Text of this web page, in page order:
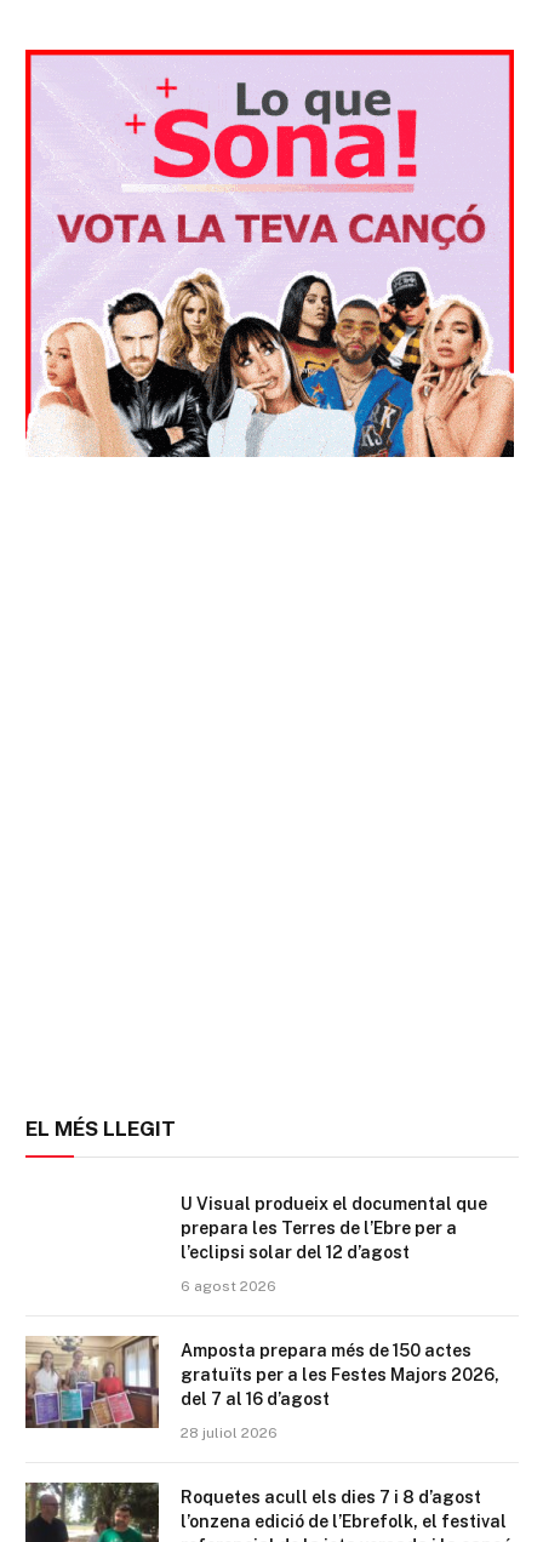
EL MÉS LLEGIT
U Visual produeix el documental que
prepara les Terres de l’Ebre per a
l’eclipsi solar del 12 d’agost
6 agost 2026
Amposta prepara més de 150 actes
gratuïts per a les Festes Majors 2026,
del 7 al 16 d’agost
28 juliol 2026
Roquetes acull els dies 7 i 8 d’agost
l’onzena edició de l’Ebrefolk, el festival